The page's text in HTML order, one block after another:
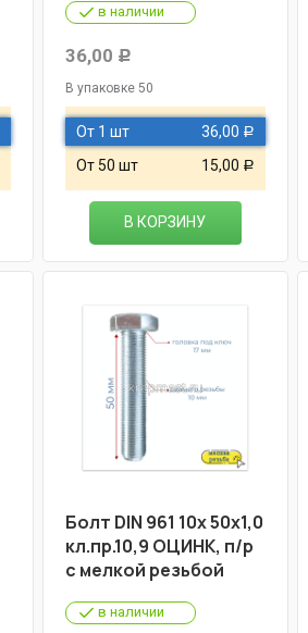
в наличии
36,00 Р
В упаковке 50
От 1 шт 36,00 Р
От 50 шт 15,00 Р
В КОРЗИНУ
Болт DIN 961 10х 50х1,0
кл.пр.10,9 ОЦИНК, п/р
с мелкой резьбой
в наличии